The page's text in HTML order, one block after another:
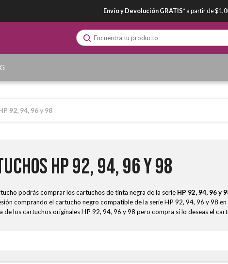
Envío y Devolución GRATIS*a partir de
92, 94, 96 y 98
HP 92, 94, 96 y 98
podrás comprar los cartuchos de tinta negra de la serie HP 92, 94, 96 y
comprando el cartucho negro compatible de la serie HP 92, 94, 96 y 98
de los cartuchos originales HP 92, 94, 96 y 98 pero compra si lo deseas el